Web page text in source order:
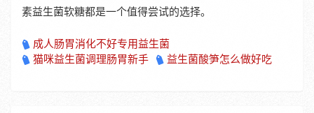
素益生菌软糖都是一个值得尝试的选择。
成人肠胃消化不好专用益生菌
猫咪益生菌调理肠胃新手
益生菌酸笋怎么做好吃